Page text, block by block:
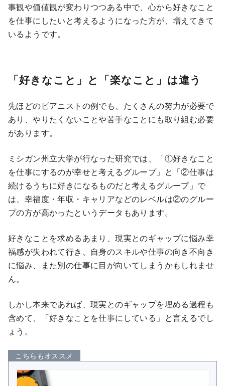
事観や価値観が変わりつつある中で、心から好きなこと
を仕事にしたいと考えるようになった方が、増えてきて
いるようです。
「好きなこと」と「楽なこと」は違う
先ほどのピアニストの例でも、たくさんの努力が必要で
あり、やりたくないことや苦手なことにも取り組む必要
があります。
ミシガン州立大学が行なった研究では、「①好きなこと
を仕事にするのが幸せと考えるグループ」と「②仕事は
続けるうちに好きになるものだと考えるグループ」で
は、幸福度・年収・キャリアなどのレベルは②のグルー
プの方が高かったというデータもあります。
好きなことを求めるあまり、現実とのギャップに悩み幸
福感が失われて行き、自身のスキルや仕事の向き不向き
に悩み、また別の仕事に目が向いてしまうかもしれませ
ん。
しかし本来であれば、現実とのギャップを埋める過程も
含めて、「好きなことを仕事にしている」と言えるでし
ょう。
こちらもオススメ